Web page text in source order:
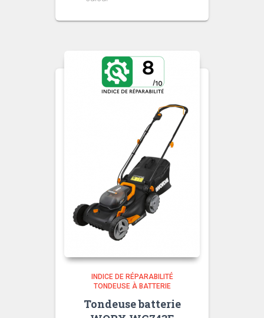
INDICE DE RÉPARABILITÉ
TONDEUSE À BATTERIE
Tondeuse batterie